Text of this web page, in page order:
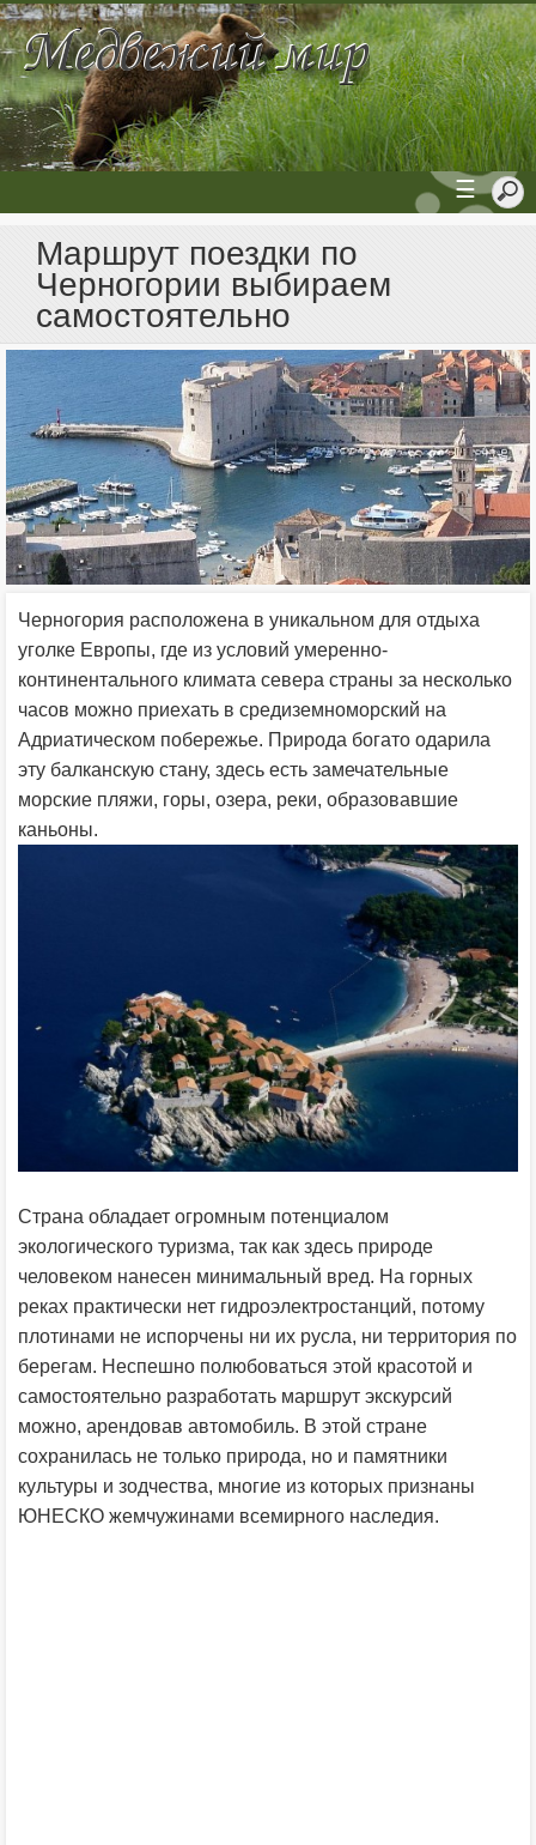
☰
Маршрут поездки по
Черногории выбираем
самостоятельно
Черногория расположена в уникальном для отдыха
уголке Европы, где из условий умеренно-
континентального климата севера страны за несколько
часов можно приехать в средиземноморский на
Адриатическом побережье. Природа богато одарила
эту балканскую стану, здесь есть замечательные
морские пляжи, горы, озера, реки, образовавшие
каньоны.
Страна обладает огромным потенциалом
экологического туризма, так как здесь природе
человеком нанесен минимальный вред. На горных
реках практически нет гидроэлектростанций, потому
плотинами не испорчены ни их русла, ни территория по
берегам. Неспешно полюбоваться этой красотой и
самостоятельно разработать маршрут экскурсий
можно, арендовав автомобиль. В этой стране
сохранилась не только природа, но и памятники
культуры и зодчества, многие из которых признаны
ЮНЕСКО жемчужинами всемирного наследия.